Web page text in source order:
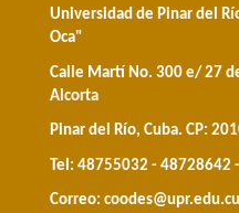
Universidad de Pinar del
Oca"
Calle Martí No. 300 e/ 27
Alcorta
Pinar del Río, Cuba. CP:
Tel: 48755032 - 48728642
Correo: coodes@upr.edu.cu